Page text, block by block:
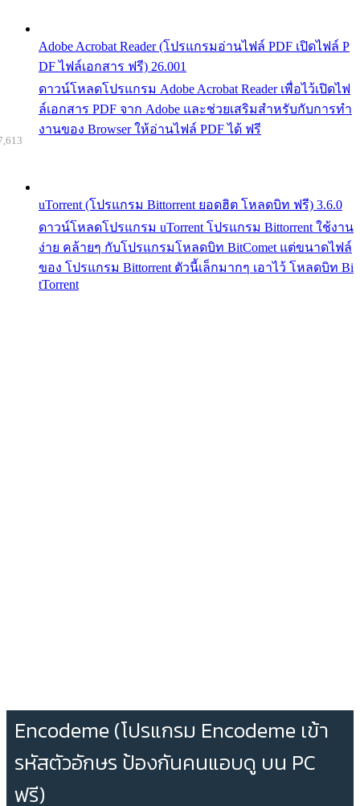
Adobe Acrobat Reader (โปรแกรมอ่านไฟล์ PDF เปิดไฟล์ P
DF ไฟล์เอกสาร ฟรี) 26.001
ดาวน์โหลดโปรแกรม Adobe Acrobat Reader เพื่อไว้เปิดไฟ
ล์เอกสาร PDF จาก Adobe และช่วยเสริมสำหรับกับการทำ
งานของ Browser ให้อ่านไฟล์ PDF ได้ ฟรี
uTorrent (โปรแกรม Bittorrent ยอดฮิต โหลดบิท ฟรี) 3.6.0
ดาวน์โหลดโปรแกรม uTorrent โปรแกรม Bittorrent ใช้งาน
ง่าย คล้ายๆ กับโปรแกรมโหลดบิท BitComet แต่ขนาดไฟล์
ของ โปรแกรม Bittorrent ตัวนี้เล็กมากๆ เอาไว้ โหลดบิท Bi
tTorrent
Encodeme (โปรแกรม Encodeme เข้า
รหัสตัวอักษร ป้องกันคนแอบดู บน PC
ฟรี)